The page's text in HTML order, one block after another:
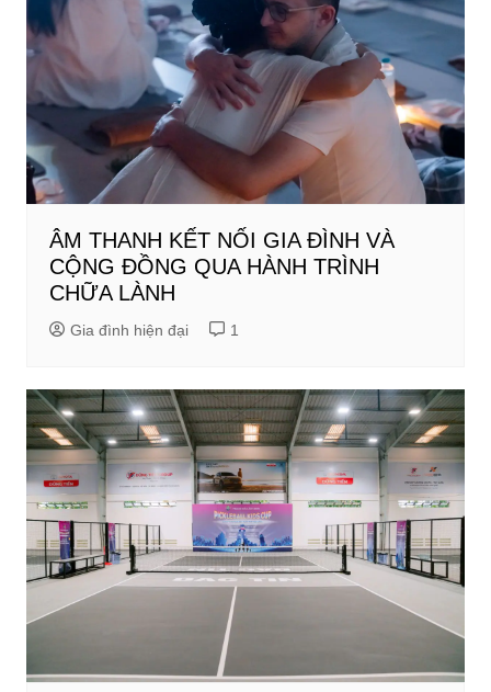
ÂM THANH KẾT NỐI GIA ĐÌNH VÀ
CỘNG ĐỒNG QUA HÀNH TRÌNH
CHỮA LÀNH
Gia đình hiện đại 1